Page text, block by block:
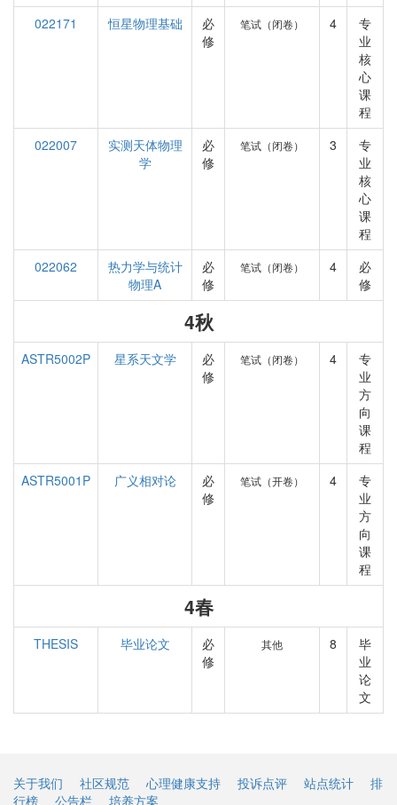
022171
恒星物理基础
必
修
笔试（闭卷） 4
专
业
核
心
课
程
022007
实测天体物理
学
必
修
笔试（闭卷） 3
专
业
核
心
课
程
022062
热力学与统计
物理A
必
修
笔试（闭卷） 4
必
修
4秋
ASTR5002P 星系天文学
必
修
笔试（闭卷） 4
专
业
方
向
课
程
ASTR5001P
广义相对论
必
修
笔试（开卷） 4
专
业
方
向
课
程
4春
THESIS 毕业论文
必
修
其他 8
毕
业
论
文
关于我们 社区规范 心理健康支持 投诉点评 站点统计
排
行榜
公告栏 培养方案